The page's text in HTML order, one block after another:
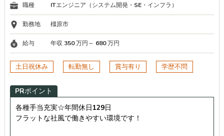
職種 ITエンジニア（システム開発・SE・インフラ）
勤務地 橿原市
給与 年収 350 万円～ 680 万円
土日祝休み 転勤無し 賞与有り 学歴不問
PRポイント
各種手当充実☆年間休日129日
フラットな社風で働きやすい環境です！